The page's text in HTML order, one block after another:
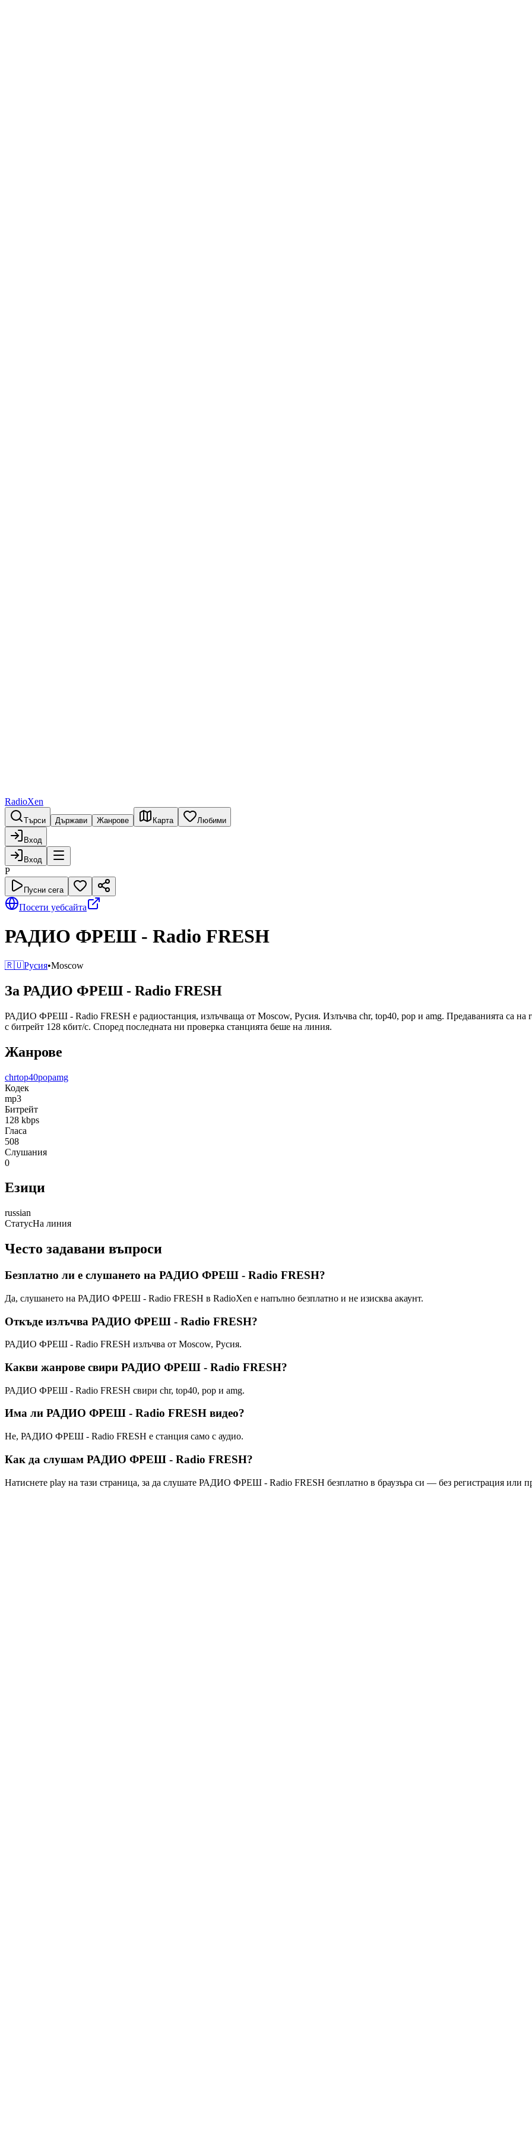
RadioXen
Търси Държави Жанрове Карта Любими
Вход
Вход
Р
Пусни сега
Посети уебсайта
РАДИО ФРЕШ - Radio FRESH
🇷🇺Русия•Moscow
За РАДИО ФРЕШ - Radio FRESH
РАДИО ФРЕШ - Radio FRESH е радиостанция, излъчваща от Moscow, Русия. Излъчва chr, top40, pop и amg. Предаванията са на
с битрейт 128 кбит/с. Според последната ни проверка станцията беше на линия.
Жанрове
chrtop40popamg
Кодек
mp3
Битрейт
128 kbps
Гласа
508
Слушания
0
Езици
russian
СтатусНа линия
Често задавани въпроси
Безплатно ли е слушането на РАДИО ФРЕШ - Radio FRESH?
Да, слушането на РАДИО ФРЕШ - Radio FRESH в RadioXen е напълно безплатно и не изисква акаунт.
Откъде излъчва РАДИО ФРЕШ - Radio FRESH?
РАДИО ФРЕШ - Radio FRESH излъчва от Moscow, Русия.
Какви жанрове свири РАДИО ФРЕШ - Radio FRESH?
РАДИО ФРЕШ - Radio FRESH свири chr, top40, pop и amg.
Има ли РАДИО ФРЕШ - Radio FRESH видео?
Не, РАДИО ФРЕШ - Radio FRESH е станция само с аудио.
Как да слушам РАДИО ФРЕШ - Radio FRESH?
Натиснете play на тази страница, за да слушате РАДИО ФРЕШ - Radio FRESH безплатно в браузъра си — без регистрация или